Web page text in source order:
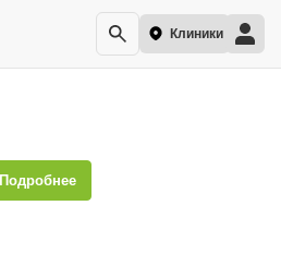
Клиники
Подробнее